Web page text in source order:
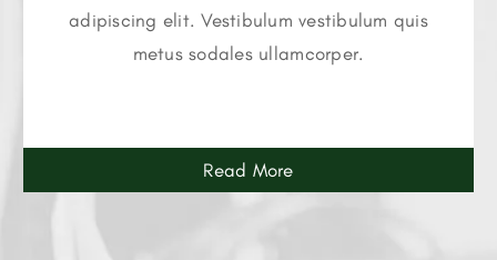
adipiscing elit. Vestibulum vestibulum quis
metus sodales ullamcorper.
Read More